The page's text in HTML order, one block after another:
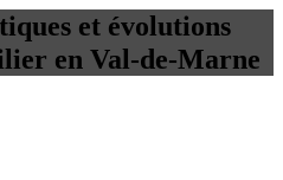
et évolutions
en Val-de-Marne